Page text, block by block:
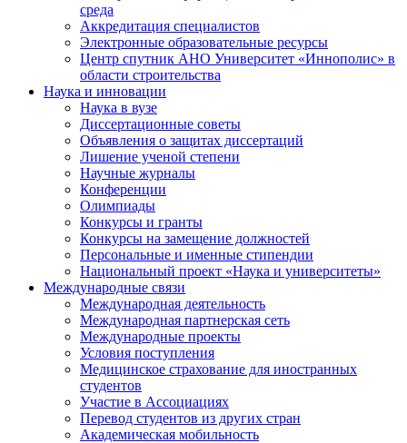
среда
Аккредитация специалистов
Электронные образовательные ресурсы
Центр спутник АНО Университет «Иннополис» в
области строительства
Наука и инновации
Наука в вузе
Диссертационные советы
Объявления о защитах диссертаций
Лишение ученой степени
Научные журналы
Конференции
Олимпиады
Конкурсы и гранты
Конкурсы на замещение должностей
Персональные и именные стипендии
Национальный проект «Наука и университеты»
Международные связи
Международная деятельность
Международная партнерская сеть
Международные проекты
Условия поступления
Медицинское страхование для иностранных
студентов
Участие в Ассоциациях
Перевод студентов из других стран
Академическая мобильность